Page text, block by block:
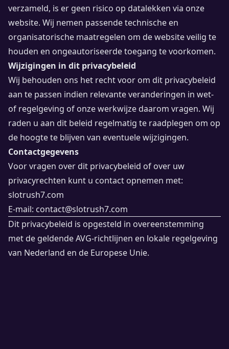
verzameld, is er geen risico op datalekken via onze
website. Wij nemen passende technische en
organisatorische maatregelen om de website veilig te
houden en ongeautoriseerde toegang te voorkomen.
Wijzigingen in dit privacybeleid
Wij behouden ons het recht voor om dit privacybeleid
aan te passen indien relevante veranderingen in wet-
of regelgeving of onze werkwijze daarom vragen. Wij
raden u aan dit beleid regelmatig te raadplegen om op
de hoogte te blijven van eventuele wijzigingen.
Contactgegevens
Voor vragen over dit privacybeleid of over uw
privacyrechten kunt u contact opnemen met:
slotrush7.com
E-mail: contact@slotrush7.com
Dit privacybeleid is opgesteld in overeenstemming
met de geldende AVG-richtlijnen en lokale regelgeving
van Nederland en de Europese Unie.